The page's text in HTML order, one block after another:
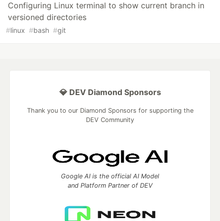
Configuring Linux terminal to show current branch in
versioned directories
#linux #bash #git
💎 DEV Diamond Sponsors
Thank you to our Diamond Sponsors for supporting the
DEV Community
Google AI is the official AI Model
and Platform Partner of DEV